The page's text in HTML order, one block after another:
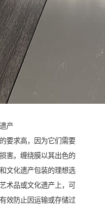
产
要求高，因为它们需要
害。缠绕膜以其出色的
文化遗产包装的理想选
术品或文化遗产上，可
效防止因运输或存储过